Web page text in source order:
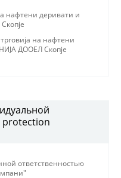
нафтени деривати и
на нафтени
ДООЕЛ Скопjе
protection
ответственностью